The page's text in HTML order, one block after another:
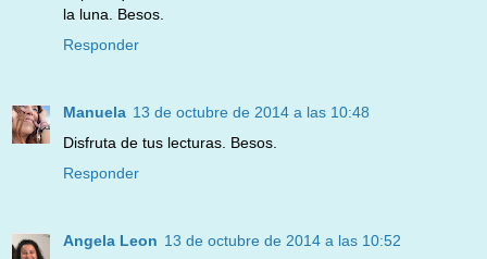
la luna. Besos.
Responder
Manuela 13 de octubre de 2014 a las 10:48
Disfruta de tus lecturas. Besos.
Responder
Angela Leon 13 de octubre de 2014 a las 10:52